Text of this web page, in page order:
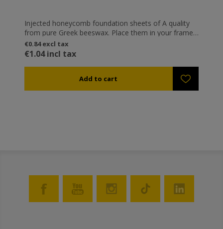
Injected honeycomb foundation sheets of A quality
from pure Greek beeswax. Place them in your frames
as a base, so that the bees can then build them with
their own wax.
€0.84 excl tax
€1.04 incl tax